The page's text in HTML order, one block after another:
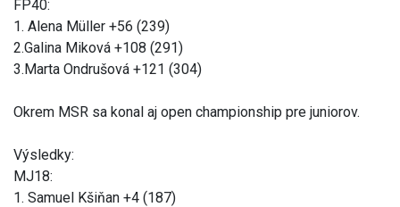
FP40:
1. Alena Müller +56 (239)
2.Galina Miková +108 (291)
3.Marta Ondrušová +121 (304)
Okrem MSR sa konal aj open championship pre juniorov.
Výsledky:
MJ18:
1. Samuel Kšiňan +4 (187)